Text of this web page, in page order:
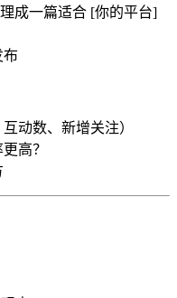
成一篇适合 [你的平台]
布
动数、新增关注）
高？